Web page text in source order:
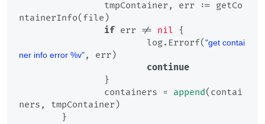
ntainerInfo(file)
if err != nil {
			log.Errorf(
"get contai
ner info error %v", err)
continue
		containers =
append(contai
ners, tmpContainer)